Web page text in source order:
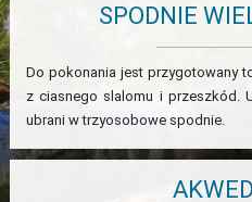
SPODNIE
Do pokonania jest przygotowany
z ciasnego slalomu i przeszkód.
ubrani w trzyosobowe spodnie.